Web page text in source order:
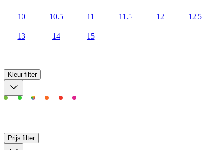
10 10.5 11 11.5 12 12.5
13 14 15
Kleur filter
Prijs filter